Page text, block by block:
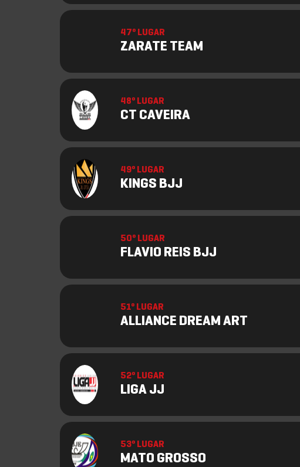
47º LUGAR
ZARATE TEAM
48º LUGAR
CT CAVEIRA
49º LUGAR
KINGS BJJ
50º LUGAR
FLAVIO REIS BJJ
51º LUGAR
ALLIANCE DREAM ART
52º LUGAR
LIGA JJ
53º LUGAR
MATO GROSSO